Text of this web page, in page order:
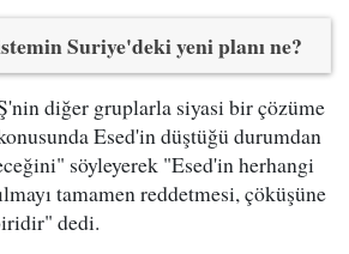
Suriye'deki yeni planı ne?
diğer gruplarla siyasi bir çözüme
Esed'in düştüğü durumdan
söyleyerek "Esed'in herhangi
tamamen reddetmesi, çöküşüne
dedi.